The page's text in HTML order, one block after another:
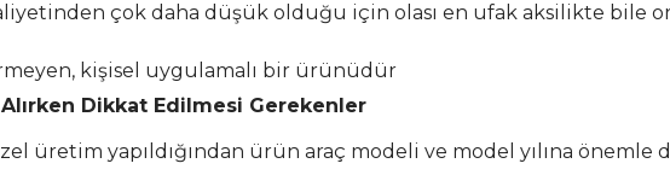
çok daha düşük olduğu için olası en ufak aksilikte bile
kişisel uygulamalı bir ürünüdür
Dikkat Edilmesi Gerekenler
üretim yapıldığından ürün araç modeli ve model yılına önemle